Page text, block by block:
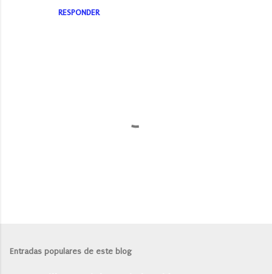
RESPONDER
l
Entradas populares de este blog